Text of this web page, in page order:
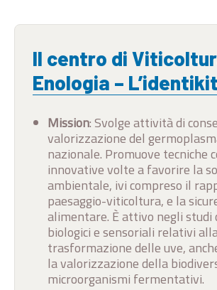
Il centro di
Enologia – L’identikit
Mission: Svolge attività di
valorizzazione del
nazionale. Promuove tecniche
innovative volte a favorire la
ambientale, ivi compreso il
paesaggio-viticoltura, e la
alimentare. È attivo negli studi
biologici e sensoriali relativi
trasformazione delle uve,
la valorizzazione della
microorganismi fermentativi.